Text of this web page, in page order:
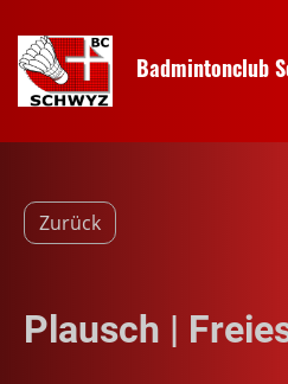
Badmintonclub
Zurück
Plausch |